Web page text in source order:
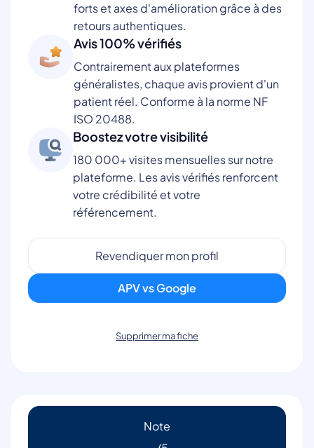
forts et axes d'amélioration grâce à des
retours authentiques.
Avis 100% vérifiés
Contrairement aux plateformes
généralistes, chaque avis provient d'un
patient réel. Conforme à la norme NF
ISO 20488.
Boostez votre visibilité
180 000+ visites mensuelles sur notre
plateforme. Les avis vérifiés renforcent
votre crédibilité et votre
référencement.
Revendiquer mon profil
APV vs Google
Supprimer ma fiche
Note